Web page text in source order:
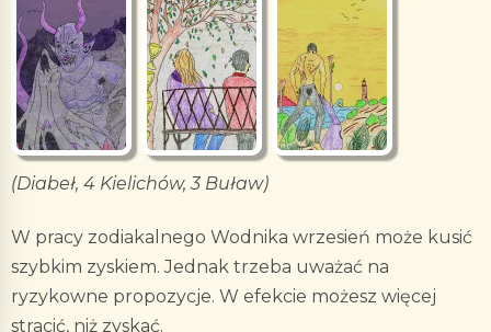
(Diabeł, 4 Kielichów, 3 Buław)
W pracy zodiakalnego Wodnika wrzesień może kusić
szybkim zyskiem. Jednak trzeba uważać na
ryzykowne propozycje. W efekcie możesz więcej
stracić, niż zyskać.